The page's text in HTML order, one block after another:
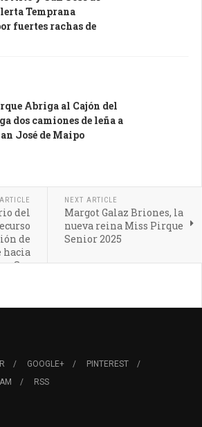
Temprana
fuertes rachas de
Abriga al Cajón del
dos camiones de leña a
José de Maipo
del
de
hacia
Sur
NEXT ARTICLE
Margot Galaz Briones, la
nueva reina Miss Pirque
Senior 2025
GOOGLE+
PINTEREST
RSS